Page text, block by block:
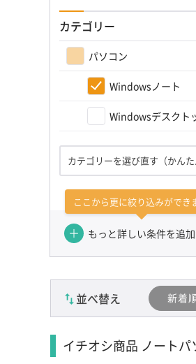
カテゴリー
パソコン
Windowsノート
Windowsデスクト
カテゴリーを選び直す（かんた
ここから更に絞り込みができ
もっと詳しい条件を追
並べ替え 新着
イチオシ商品 ノートパ